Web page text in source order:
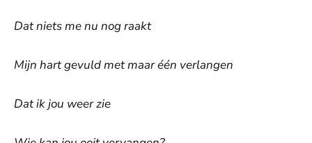
Dat niets me nu nog raakt
Mijn hart gevuld met maar één verlangen
Dat ik jou weer zie